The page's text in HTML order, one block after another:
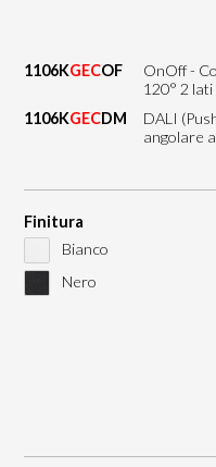
1106KGECOF
OnOff -
120° 2 lati
1106KGECDM
DALI
angolare
Finitura
Bianco
Nero